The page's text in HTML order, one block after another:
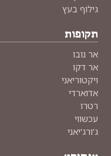
גילוף בעץ
תקופות
אר נובו
אר דקו
ויקטוריאני
אדוארדי
רטרו
עכשווי
ג'ורג'יאני